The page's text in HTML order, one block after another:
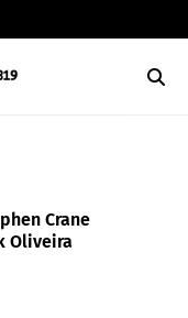
Crane
Oliveira
cotas raciais no
na